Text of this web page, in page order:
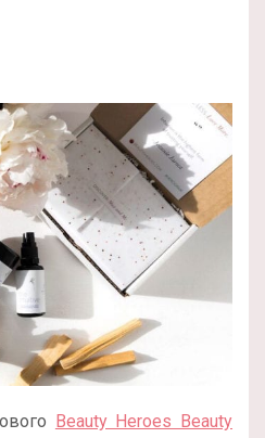
Beauty Heroes Beauty